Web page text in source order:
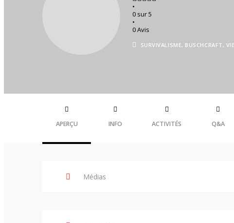
Contenus
•
0 sur 5
•
0 Avis
SURVIVALISME, BUSCHCRAFT,
APERÇU INFO ACTIVITÉS Q&A
Médias